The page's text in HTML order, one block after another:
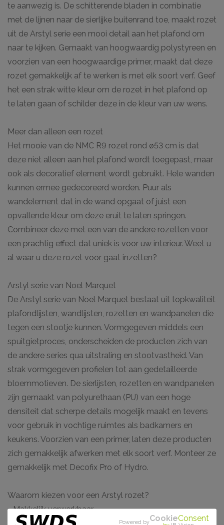
te aanwezig is. De schitterende bladen in combinatie
met de lijnen naar de sierlijke buitenrand toe, maakt rozet
uit de Arstyl serie een mooi detail aan het plafond om
naar te kijken. Gemaakt van hoogwaardig polystyreen en
voorzien van een hoogwaardige primer, maakt dat deze
rozet gemakkelijk af te werken is met elk soort verf. Geef
het een strak witte kleur om de rozet in het plafond op
te laten gaan of schilder deze in de kleur van uw wens.
Meer dan alleen een rozet
Het mooie van de NMC R9 rozet rond ø53 cm is dat
deze niet alleen aan het plafond wordt toegepast, maar
ook als decoratief element wordt gebruikt. Hele wanden
kunnen ermee gedecoreerd worden. Puur als
wandelement dat in de wand opgaat of juist een
opvallende kleur om deze eruit te laten springen.
Combineer deze met een van de andere rozetten voor
een prachtig effect dat uniek is voor uw interieur. Weet u
al waar u deze rozet voor gaat inzetten?
Arstyl serie van Noel Marquet
De Arstyl serie van Noel Marquet bestaat uit topkwaliteit
plafondlijsten, wandlijsten, rozetten en wandpanelen die
tegen een stootje kunnen. Vormgegeven middels een
spuitgietproces, onderscheiden de producten zich van
de andere series qua uitstraling en stootvastheid. Van
strak vormgegeven profielen tot aan gedetailleerde
bloemmotieven. De sierlijsten, rozetten en wandpanelen
zijn gemaakt van polyurethaan (PU) van een hoge
densiteit dat scherpe details mogelijk maakt en tevens
voor gebruik in vochtige ruimtes als badkamers en
keukens. Voorzien van een primer, laten deze producten
zich gemakkelijk afwerken met elk soort verf. Monteer ze
gemakkelijk met Decofix Pro of Hydro.
Waarom kiezen voor een Arstyl rozet?
- Makkelijk verwerkbaar
Powered byCookieConsent